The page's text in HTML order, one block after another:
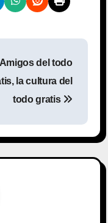
Amigos del todo
la cultura del
todo gratis